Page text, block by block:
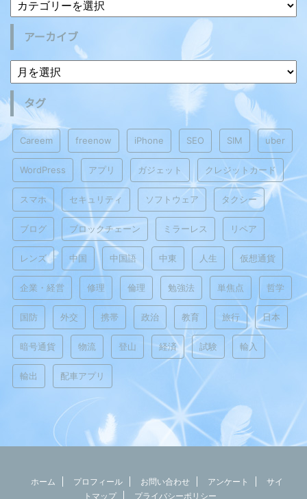
アーカイブ
タグ
Careem freenow iPhone SEO SIM uber
WordPress アプリ ガジェット クレジットカード
スマホ セキュリティ ソフトウェア タクシー
ブログ ブロックチェーン ミラーレス リペア
レンズ 中国 中国語 中東 人生 仮想通貨
企業・経営 修理 倫理 勉強法 単焦点 哲学
国防 外交 携帯 政治 教育 旅行 日本
暗号通貨 物流 登山 経済 試験 輸入
輸出 配車アプリ
ホーム プロフィール お問い合わせ アンケート
サイ
トマップ
プライバシーポリシー